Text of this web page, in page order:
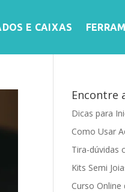
E CAIXAS
Encontre
Dicas para
Como Usar
Tira-dúvidas
Kits Semi
Curso Online